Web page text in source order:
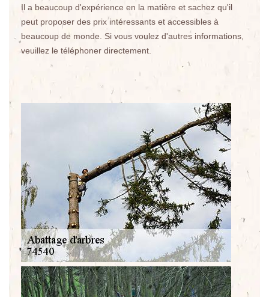
Il a beaucoup d'expérience en la matière et sachez qu'il
peut proposer des prix intéressants et accessibles à
beaucoup de monde. Si vous voulez d'autres informations,
veuillez le téléphoner directement.